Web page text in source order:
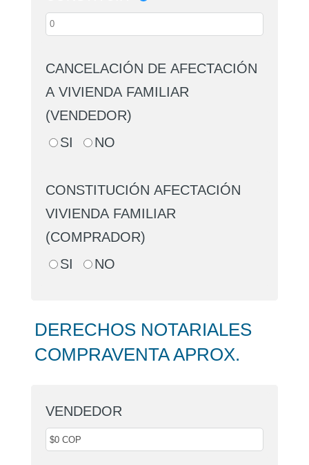
CANCELACIÓN DE AFECTACIÓN
A VIVIENDA FAMILIAR
(VENDEDOR)
SI
NO
CONSTITUCIÓN AFECTACIÓN
VIVIENDA FAMILIAR
(COMPRADOR)
SI
NO
DERECHOS NOTARIALES
COMPRAVENTA APROX.
VENDEDOR